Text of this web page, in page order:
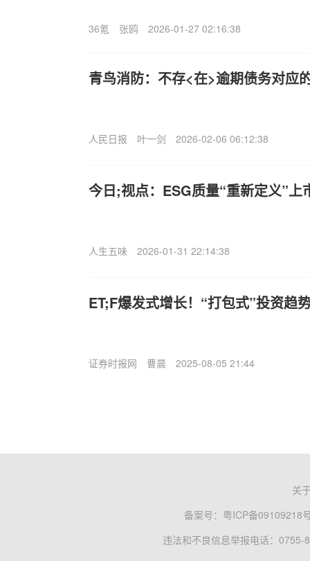
36氪 张鸥 2026-01-27 02:16:38
青鸟消防：不存<在>逾期债务对应
人民日报 叶一剑 2026-02-06 06:12:38
今日;视点：ESG质量“重新定义”上
人生五味 2026-01-31 22:14:38
ET;F爆发式增长！“打包式”投资趋
证券时报网 曹晨 2025-08-05 21:44
关
备案号： 粤ICP备09109218
违法和不良信息举报电话：0755-